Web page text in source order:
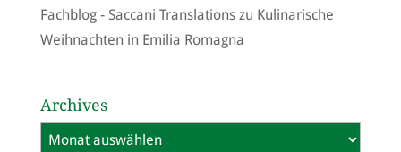
Fachblog - Saccani Translationszu Kulinarische
Weihnachten in Emilia Romagna
Archives
Archives